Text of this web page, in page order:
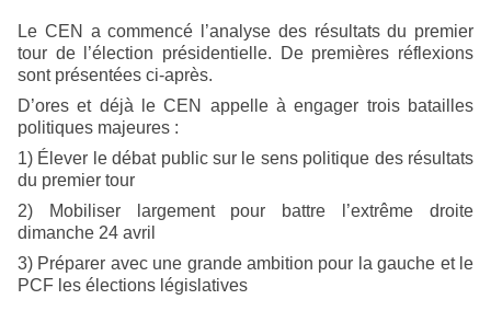
Le CEN a commencé l’analyse des résultats du premier
tour de l’élection présidentielle. De premières réflexions
sont présentées ci-après.
D’ores et déjà le CEN appelle à engager trois batailles
politiques majeures :
1) Élever le débat public sur le sens politique des résultats
du premier tour
2) Mobiliser largement pour battre l’extrême droite
dimanche 24 avril
3) Préparer avec une grande ambition pour la gauche et le
PCF les élections législatives